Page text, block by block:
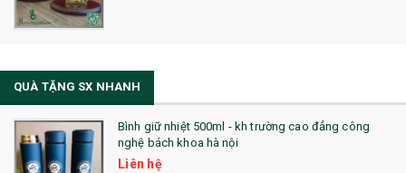
QUÀ TẶNG SX NHANH
Bình giữ nhiệt 500ml - kh trường cao đẳng công
nghệ bách khoa hà nội
Liên hệ